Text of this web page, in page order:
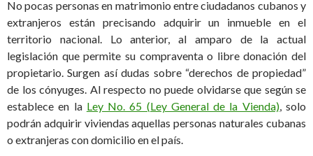
No pocas personas en matrimonio entre ciudadanos cubanos y
extranjeros están precisando adquirir un inmueble en el
territorio nacional. Lo anterior, al amparo de la actual
legislación que permite su compraventa o libre donación del
propietario. Surgen así dudas sobre “derechos de propiedad”
de los cónyuges. Al respecto no puede olvidarse que según se
establece en la Ley No. 65 (Ley General de la Vienda), solo
podrán adquirir viviendas aquellas personas naturales cubanas
o extranjeras con domicilio en el país.